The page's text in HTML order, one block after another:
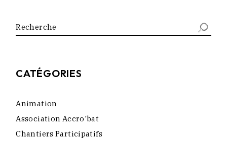
Search
CATÉGORIES
Animation
Association Accro'bat
Chantiers Participatifs